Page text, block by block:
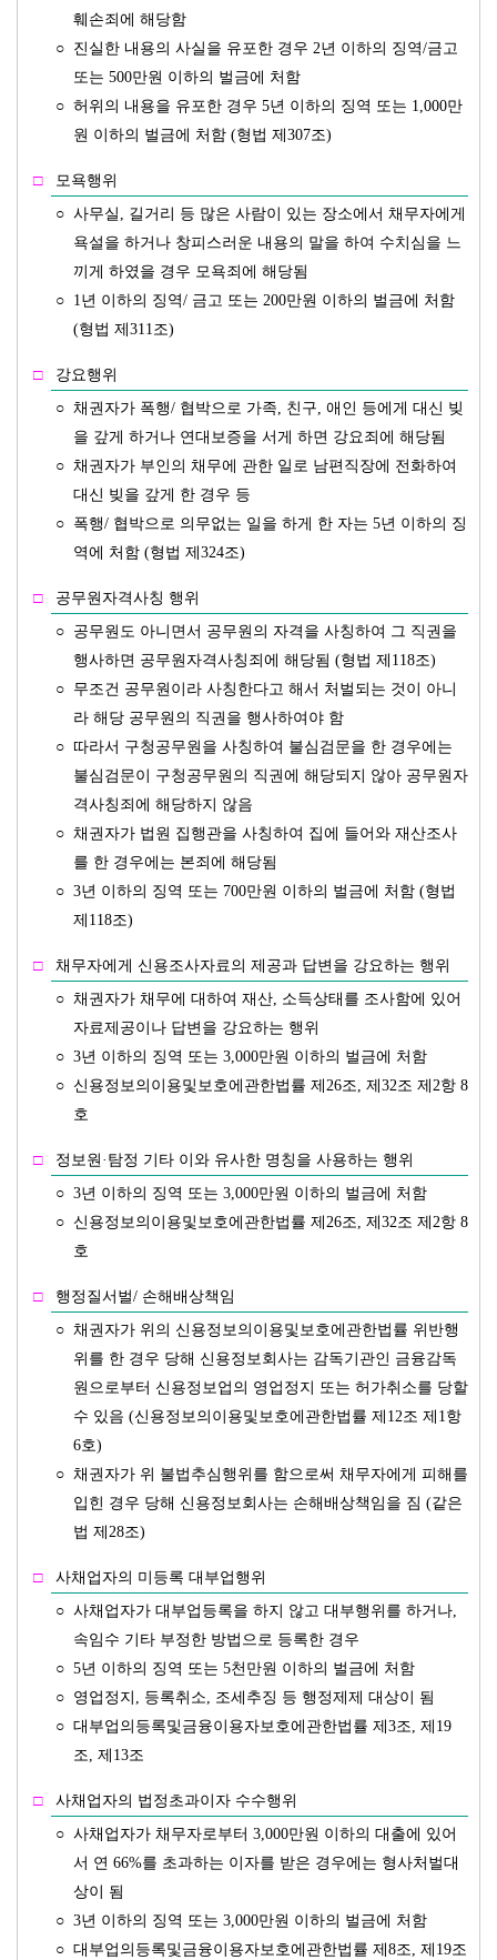
훼손죄에 해당함
○ 진실한 내용의 사실을 유포한 경우 2년 이하의 징역/금고
또는 500만원 이하의 벌금에 처함
○ 허위의 내용을 유포한 경우 5년 이하의 징역 또는 1,000만
원 이하의 벌금에 처함 (형법 제307조)
□
모욕행위
○ 사무실, 길거리 등 많은 사람이 있는 장소에서 채무자에게
욕설을 하거나 창피스러운 내용의 말을 하여 수치심을 느
끼게 하였을 경우 모욕죄에 해당됨
○ 1년 이하의 징역/ 금고 또는 200만원 이하의 벌금에 처함
(형법 제311조)
□
강요행위
○ 채권자가 폭행/ 협박으로 가족, 친구, 애인 등에게 대신 빚
을 갚게 하거나 연대보증을 서게 하면 강요죄에 해당됨
○ 채권자가 부인의 채무에 관한 일로 남편직장에 전화하여
대신 빚을 갚게 한 경우 등
○ 폭행/ 협박으로 의무없는 일을 하게 한 자는 5년 이하의 징
역에 처함 (형법 제324조)
□
공무원자격사칭 행위
○ 공무원도 아니면서 공무원의 자격을 사칭하여 그 직권을
행사하면 공무원자격사칭죄에 해당됨 (형법 제118조)
○ 무조건 공무원이라 사칭한다고 해서 처벌되는 것이 아니
라 해당 공무원의 직권을 행사하여야 함
○ 따라서 구청공무원을 사칭하여 불심검문을 한 경우에는
불심검문이 구청공무원의 직권에 해당되지 않아 공무원자
격사칭죄에 해당하지 않음
○ 채권자가 법원 집행관을 사칭하여 집에 들어와 재산조사
를 한 경우에는 본죄에 해당됨
○ 3년 이하의 징역 또는 700만원 이하의 벌금에 처함 (형법
제118조)
□
채무자에게 신용조사자료의 제공과 답변을 강요하는 행위
○ 채권자가 채무에 대하여 재산, 소득상태를 조사함에 있어
자료제공이나 답변을 강요하는 행위
○ 3년 이하의 징역 또는 3,000만원 이하의 벌금에 처함
○ 신용정보의이용및보호에관한법률 제26조, 제32조 제2항 8
호
□
정보원·탐정 기타 이와 유사한 명칭을 사용하는 행위
○ 3년 이하의 징역 또는 3,000만원 이하의 벌금에 처함
○ 신용정보의이용및보호에관한법률 제26조, 제32조 제2항 8
호
□
행정질서벌/ 손해배상책임
○ 채권자가 위의 신용정보의이용및보호에관한법률 위반행
위를 한 경우 당해 신용정보회사는 감독기관인 금융감독
원으로부터 신용정보업의 영업정지 또는 허가취소를 당할
수 있음 (신용정보의이용및보호에관한법률 제12조 제1항
6호)
○ 채권자가 위 불법추심행위를 함으로써 채무자에게 피해를
입힌 경우 당해 신용정보회사는 손해배상책임을 짐 (같은
법 제28조)
□
사채업자의 미등록 대부업행위
○ 사채업자가 대부업등록을 하지 않고 대부행위를 하거나,
속임수 기타 부정한 방법으로 등록한 경우
○ 5년 이하의 징역 또는 5천만원 이하의 벌금에 처함
○ 영업정지, 등록취소, 조세추징 등 행정제제 대상이 됨
○ 대부업의등록및금융이용자보호에관한법률 제3조, 제19
조, 제13조
□
사채업자의 법정초과이자 수수행위
○ 사채업자가 채무자로부터 3,000만원 이하의 대출에 있어
서 연 66%를 초과하는 이자를 받은 경우에는 형사처벌대
상이 됨
○ 3년 이하의 징역 또는 3,000만원 이하의 벌금에 처함
○ 대부업의등록및금융이용자보호에관한법률 제8조, 제19조